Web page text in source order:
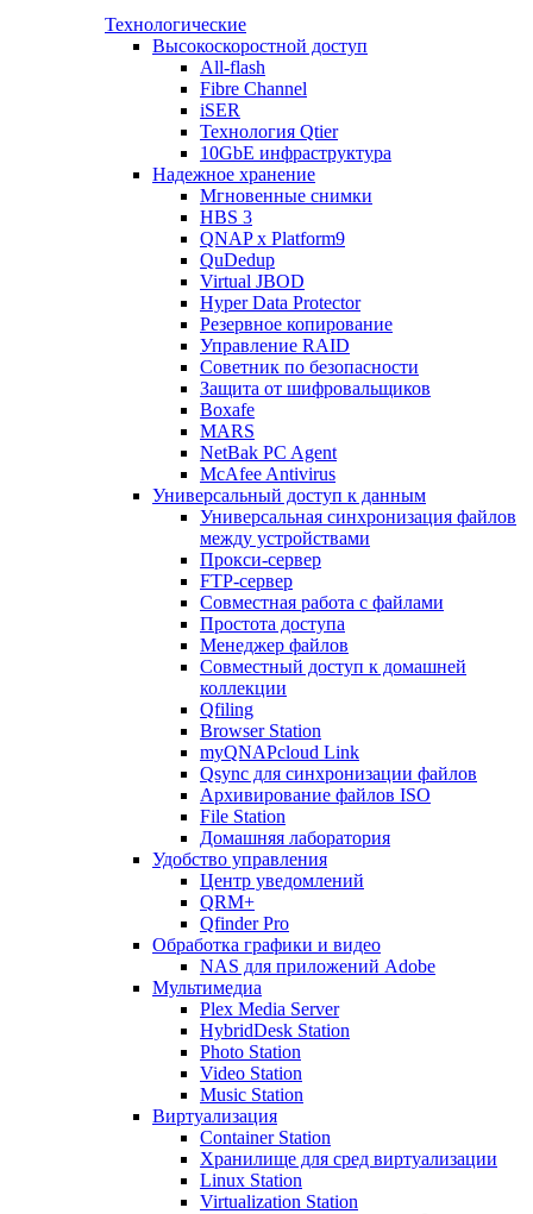
Технологические
Высокоскоростной доступ
All-flash
Fibre Channel
iSER
Технология Qtier
10GbE инфраструктура
Надежное хранение
Мгновенные снимки
HBS 3
QNAP x Platform9
QuDedup
Virtual JBOD
Hyper Data Protector
Резервное копирование
Управление RAID
Советник по безопасности
Защита от шифровальщиков
Boxafe
MARS
NetBak PC Agent
McAfee Antivirus
Универсальный доступ к данным
Универсальная синхронизация файлов
между устройствами
Прокси-сервер
FTP-сервер
Совместная работа с файлами
Простота доступа
Менеджер файлов
Совместный доступ к домашней
коллекции
Qfiling
Browser Station
myQNAPcloud Link
Qsync для синхронизации файлов
Архивирование файлов ISO
File Station
Домашняя лаборатория
Удобство управления
Центр уведомлений
QRM+
Qfinder Pro
Обработка графики и видео
NAS для приложений Adobe
Мультимедиа
Plex Media Server
HybridDesk Station
Photo Station
Video Station
Music Station
Виртуализация
Container Station
Хранилище для сред виртуализации
Linux Station
Virtualization Station